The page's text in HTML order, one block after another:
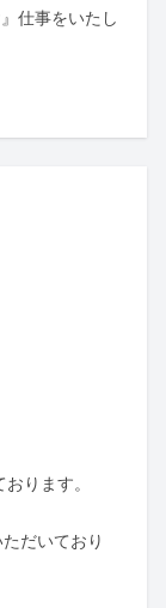
仕事をいたし
ります。
だいており